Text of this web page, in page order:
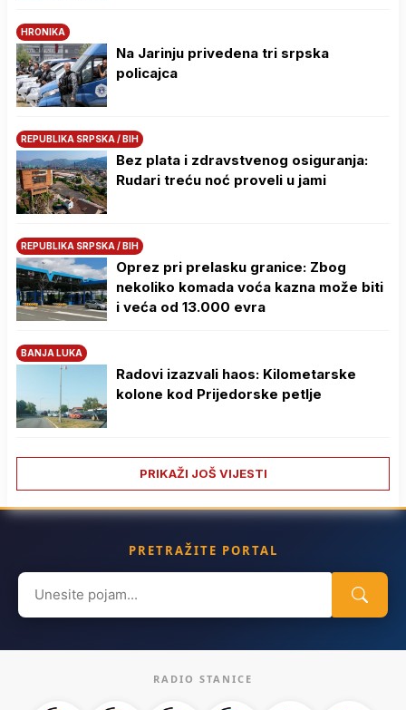
HRONIKA
Na Јarinju privedena tri srpska
policajca
REPUBLIKA SRPSKA / BIH
Bez plata i zdravstvenog osiguranja:
Rudari treću noć proveli u jami
REPUBLIKA SRPSKA / BIH
Oprez pri prelasku granice: Zbog
nekoliko komada voća kazna može biti
i veća od 13.000 evra
BANJA LUKA
Radovi izazvali haos: Kilometarske
kolone kod Prijedorske petlje
PRIKAŽI JOŠ VIJESTI
PRETRAŽITE PORTAL
Search
for:
RADIO STANICE